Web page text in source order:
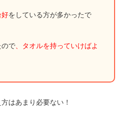
好をしている方が多かったで
ので 、タオルを持っていけばよ
はあまり必要ない！